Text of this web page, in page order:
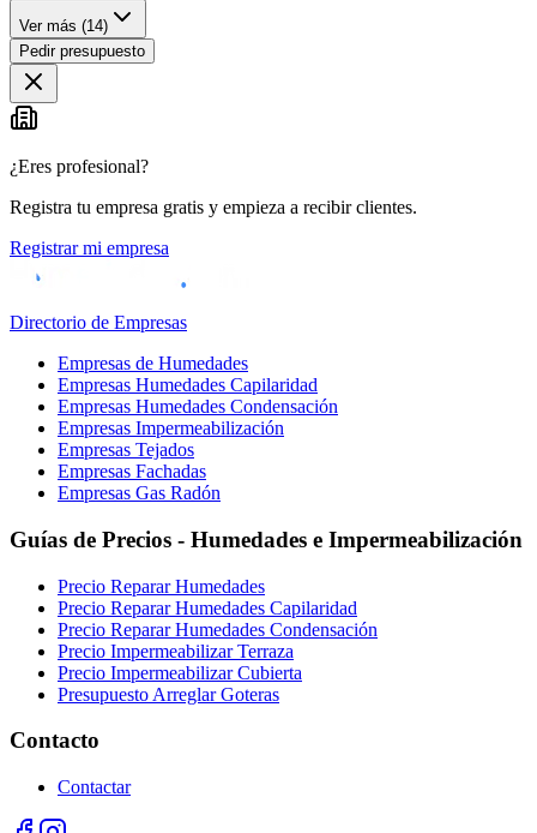
Ver más (14)
Pedir presupuesto
¿Eres profesional?
Registra tu empresa gratis y empieza a recibir clientes.
Registrar mi empresa
Directorio de Empresas
Empresas de Humedades
Empresas Humedades Capilaridad
Empresas Humedades Condensación
Empresas Impermeabilización
Empresas Tejados
Empresas Fachadas
Empresas Gas Radón
Guías de Precios - Humedades e Impermeabilización
Precio Reparar Humedades
Precio Reparar Humedades Capilaridad
Precio Reparar Humedades Condensación
Precio Impermeabilizar Terraza
Precio Impermeabilizar Cubierta
Presupuesto Arreglar Goteras
Contacto
Contactar